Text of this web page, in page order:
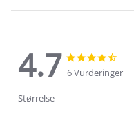
4.7
4.7
star
rating
star
6 Vurderinger
Størrelse